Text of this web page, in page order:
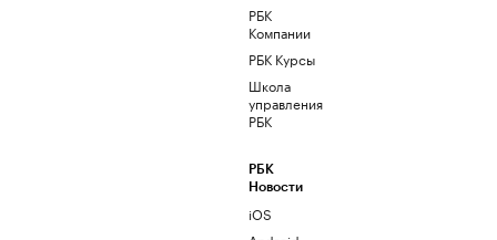
РБК
Компании
РБК Курсы
Школа
управления
РБК
РБК
Новости
iOS